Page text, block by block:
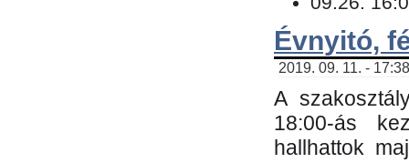
Évnyitó,
2019. 09. 11. -
A
18:00-ás
hallhattok